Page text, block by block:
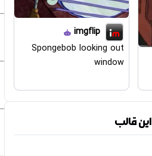
imgflip
Spongebob looking out
window
قالب